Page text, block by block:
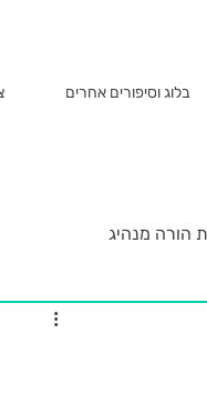
בלוג וסיפורים אחרים
הורה מנהיג